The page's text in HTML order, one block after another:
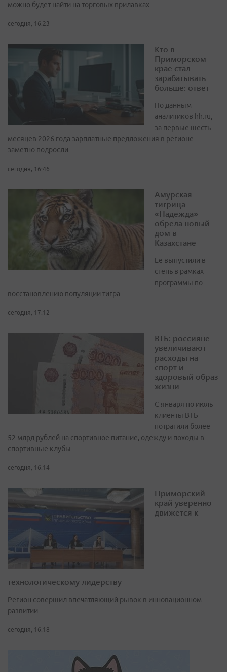
можно будет найти на торговых прилавках
сегодня, 16:23
Кто в
Приморском
крае стал
зарабатывать
больше: ответ
По данным
аналитиков hh.ru,
за первые шесть
месяцев 2026 года зарплатные предложения в регионе
заметно подросли
сегодня, 16:46
Амурская
тигрица
«Надежда»
обрела новый
дом в
Казахстане
Ее выпустили в
степь в рамках
программы по
восстановлению популяции тигра
сегодня, 17:12
ВТБ: россияне
увеличивают
расходы на
спорт и
здоровый образ
жизни
С января по июль
клиенты ВТБ
потратили более
52 млрд рублей на спортивное питание, одежду и походы в
спортивные клубы
сегодня, 16:14
Приморский
край уверенно
движется к
технологическому лидерству
Регион совершил впечатляющий рывок в инновационном
развитии
сегодня, 16:18